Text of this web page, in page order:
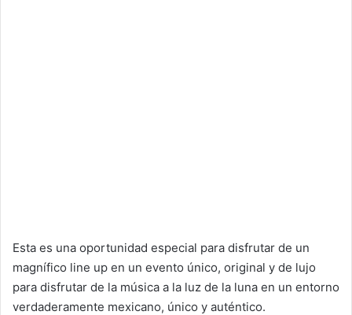
Esta es una oportunidad especial para disfrutar de un
magnífico line up en un evento único, original y de lujo
para disfrutar de la música a la luz de la luna en un entorno
verdaderamente mexicano, único y auténtico.